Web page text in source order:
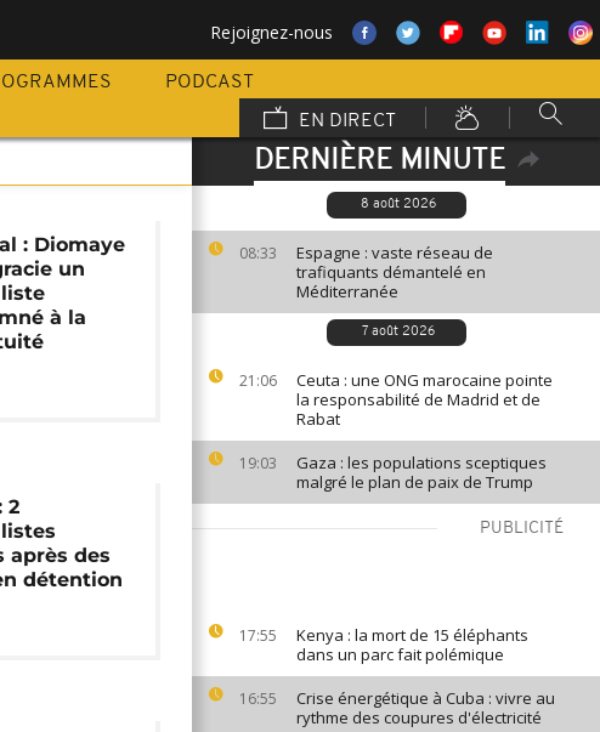
Rejoignez-nous
PODCAST
EN DIRECT
DERNIÈRE MINUTE
8 août 2026
08:33
Espagne : vaste réseau de
trafiquants démantelé en
Méditerranée
7 août 2026
21:06
Ceuta : une ONG marocaine pointe
la responsabilité de Madrid et de
Rabat
19:03
Gaza : les populations sceptiques
malgré le plan de paix de Trump
PUBLICITÉ
17:55
Kenya : la mort de 15 éléphants
dans un parc fait polémique
16:55
Crise énergétique à Cuba : vivre au
rythme des coupures d'électricité
: Diomaye
un
à la
2
après des
détention